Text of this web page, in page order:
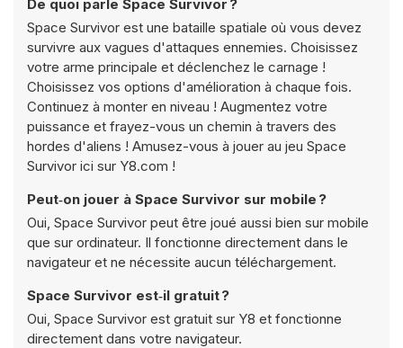
De quoi parle Space Survivor ?
Space Survivor est une bataille spatiale où vous devez
survivre aux vagues d'attaques ennemies. Choisissez
votre arme principale et déclenchez le carnage !
Choisissez vos options d'amélioration à chaque fois.
Continuez à monter en niveau ! Augmentez votre
puissance et frayez-vous un chemin à travers des
hordes d'aliens ! Amusez-vous à jouer au jeu Space
Survivor ici sur Y8.com !
Peut‑on jouer à Space Survivor sur mobile ?
Oui, Space Survivor peut être joué aussi bien sur mobile
que sur ordinateur. Il fonctionne directement dans le
navigateur et ne nécessite aucun téléchargement.
Space Survivor est‑il gratuit ?
Oui, Space Survivor est gratuit sur Y8 et fonctionne
directement dans votre navigateur.